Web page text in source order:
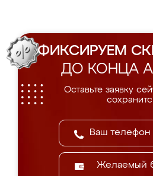
ФИКСИРУЕМ
ДО КОНЦА
Оставьте заявку
Желаемый